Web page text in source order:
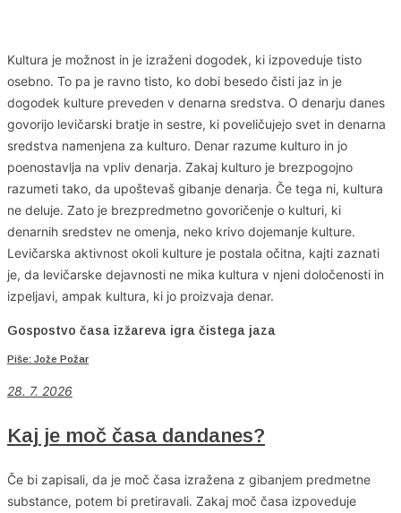
Kultura je možnost in je izraženi dogodek, ki izpoveduje tisto
osebno. To pa je ravno tisto, ko dobi besedo čisti jaz in je
dogodek kulture preveden v denarna sredstva. O denarju danes
govorijo levičarski bratje in sestre, ki poveličujejo svet in denarna
sredstva namenjena za kulturo. Denar razume kulturo in jo
poenostavlja na vpliv denarja. Zakaj kulturo je brezpogojno
razumeti tako, da upoštevaš gibanje denarja. Če tega ni, kultura
ne deluje. Zato je brezpredmetno govoričenje o kulturi, ki
denarnih sredstev ne omenja, neko krivo dojemanje kulture.
Levičarska aktivnost okoli kulture je postala očitna, kajti zaznati
je, da levičarske dejavnosti ne mika kultura v njeni določenosti in
izpeljavi, ampak kultura, ki jo proizvaja denar.
Gospostvo časa izžareva igra čistega jaza
Piše: Jože Požar
28. 7. 2026
Kaj je moč časa dandanes?
Če bi zapisali, da je moč časa izražena z gibanjem predmetne
substance, potem bi pretiravali. Zakaj moč časa izpoveduje